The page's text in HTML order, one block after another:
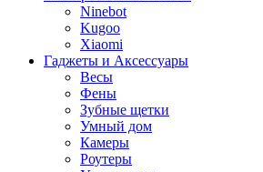
Ninebot
Kugoo
Xiaomi
Гаджеты и Аксессуары
Весы
Фены
Зубные щетки
Умный дом
Камеры
Роутеры